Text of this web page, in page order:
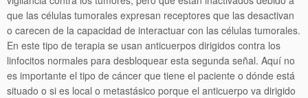
que las células tumorales expresan receptores que las desactivan
o carecen de la capacidad de interactuar con las células tumorales.
En este tipo de terapia se usan anticuerpos dirigidos contra los
linfocitos normales para desbloquear esta segunda señal. Aquí no
es importante el tipo de cáncer que tiene el paciente o dónde está
situado o si es local o metastásico porque el anticuerpo va dirigido